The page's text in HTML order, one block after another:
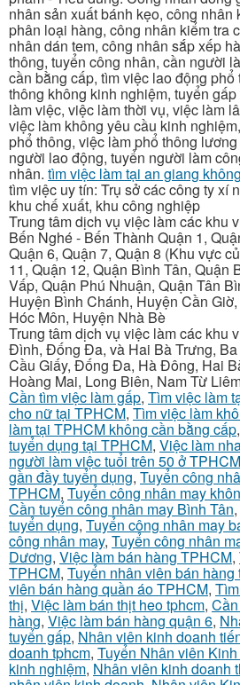
nhân sản xuất bánh kẹo, công nhân
phân loại hàng, công nhân kiểm tra
nhân dán tem, công nhân sắp xếp
thông, tuyển công nhân, cần người
cần bằng cấp, tìm việc lao động
thông không kinh nghiệm, tuyển
làm việc, việc làm thời vụ, việc làm
việc làm không yêu cầu kinh
phổ thông, việc làm phổ thông
người lao động, tuyển người làm
nhân. tìm việc làm tại an giang
tìm việc uy tín: Trụ sở các công ty xí
khu chế xuất, khu công nghiệp
Trung tâm dịch vụ việc làm các khu
Bến Nghé - Bến Thành Quận 1,
Quận 6, Quận 7, Quận 8 (Khu vực
11, Quận 12, Quận Bình Tân, Quận
Vấp, Quận Phú Nhuận, Quận Tân
Huyện Bình Chánh, Huyện Cần
Hóc Môn, Huyện Nhà Bè
Trung tâm dịch vụ việc làm các khu
Đình, Đống Đa, và Hai Bà Trưng,
Cầu Giấy, Đống Đa, Hà Đông, Hai
Hoàng Mai, Long Biên, Nam Từ
Cần tìm việc làm gấp, Tìm việc làm
cho nữ tại TPHCM, Tìm việc làm
làm tại TPHCM không cần bằng cấp,
tuyển dụng tại TPHCM, Việc làm
người làm việc tuổi trên 50 ở
gần đầy tuyển dụng, Tuyển công
TPHCM, Tuyển công nhân may
Cần tuyển công nhân may Bình Tân,
tuyển dụng, Tuyển công nhân may
công nhân may, Tuyển công nhân
Dương, Việc làm bán hàng TPHCM,
TPHCM, Tuyển nhân viên bán hàng
viên bán hàng quần áo TPHCM,
thị, Việc làm bán thịt heo tphcm,
hàng, Việc làm bán hàng quận 6,
tuyển gấp, Nhân viên kinh doanh
doanh tphcm, Tuyển Nhân viên
kinh nghiệm, Nhân viên kinh doanh